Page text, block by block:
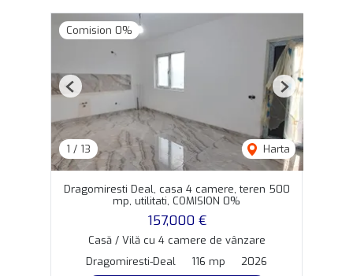
Comision 0%
1 / 13 Harta
Previous Next
Dragomiresti Deal, casa 4 camere, teren 500
mp, utilitati, COMISION 0%
157,000 €
Casă / Vilă cu 4 camere de vânzare
Dragomiresti-Deal
116 mp 2026